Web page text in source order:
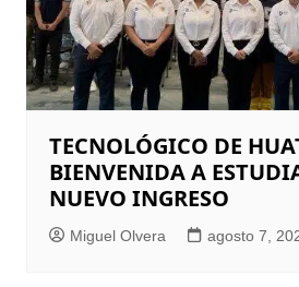
TECNOLÓGICO DE
BIENVENIDA A
NUEVO INGRESO
Miguel Olvera agosto 7,